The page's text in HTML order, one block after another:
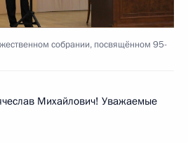
собрании, посвящённом 95-
Михайлович! Уважаемые